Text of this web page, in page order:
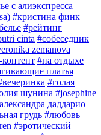
с алиэкспресса
#кристина финк
#рейтинг
cinta #собеседник
zemanova
#на отдыхе
платья
#голая
шунина #josephine
даддарио
грудь #любовь
#эротический